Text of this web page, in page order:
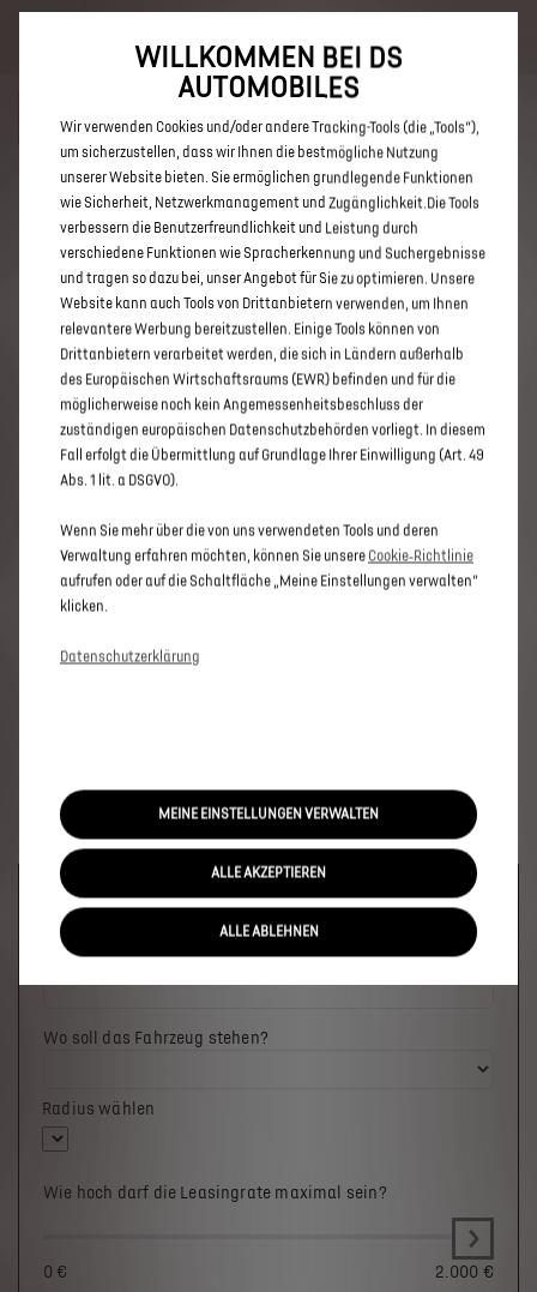
Hybride. Mehr erfahren >>
ENTDECKEN SIE ALLE DS 3 UND
DS 3 CROSSBACK MIT BENZIN /
MILD-HYBRID ANTRIEB IN
KARLSRUHE
Welches Fahrzeug möchten Sie?
Wo soll das Fahrzeug stehen?
Radius wählen
Wie hoch darf die Leasingrate maximal sein?
0 € 2.000 €
WILLKOMMEN BEI DS
AUTOMOBILES
Wir verwenden Cookies und/oder andere Tracking-Tools (die „Tools“),
um sicherzustellen, dass wir Ihnen die bestmögliche Nutzung
unserer Website bieten. Sie ermöglichen grundlegende Funktionen
wie Sicherheit, Netzwerkmanagement und Zugänglichkeit.Die Tools
verbessern die Benutzerfreundlichkeit und Leistung durch
verschiedene Funktionen wie Spracherkennung und Suchergebnisse
und tragen so dazu bei, unser Angebot für Sie zu optimieren. Unsere
Website kann auch Tools von Drittanbietern verwenden, um Ihnen
relevantere Werbung bereitzustellen. Einige Tools können von
Drittanbietern verarbeitet werden, die sich in Ländern außerhalb
des Europäischen Wirtschaftsraums (EWR) befinden und für die
möglicherweise noch kein Angemessenheitsbeschluss der
zuständigen europäischen Datenschutzbehörden vorliegt. In diesem
Fall erfolgt die Übermittlung auf Grundlage Ihrer Einwilligung (Art. 49
Abs. 1 lit. a DSGVO).
Wenn Sie mehr über die von uns verwendeten Tools und deren
Verwaltung erfahren möchten, können Sie unsere Cookie‑Richtlinie
aufrufen oder auf die Schaltfläche „Meine Einstellungen verwalten“
klicken.
Datenschutzerklärung
MEINE EINSTELLUNGEN VERWALTEN
ALLE AKZEPTIEREN
ALLE ABLEHNEN